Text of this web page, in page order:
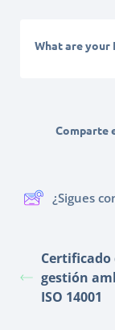
What are your
Comparte
¿Sigues
Certificado
gestión
ISO 14001